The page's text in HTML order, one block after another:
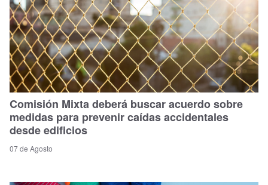
Comisión Mixta deberá buscar acuerdo sobre
medidas para prevenir caídas accidentales
desde edificios
07 de Agosto